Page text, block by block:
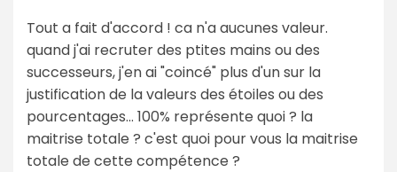
Tout a fait d'accord ! ca n'a aucunes valeur.
quand j'ai recruter des ptites mains ou des
successeurs, j'en ai "coincé" plus d'un sur la
justification de la valeurs des étoiles ou des
pourcentages... 100% représente quoi ? la
maitrise totale ? c'est quoi pour vous la maitrise
totale de cette compétence ?